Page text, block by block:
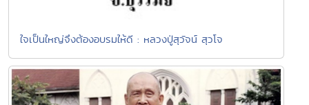
ใจเป็นใหญ่จึงต้องอบรมให้ดี : หลวงปู่สุวัจน์ สุวโจ